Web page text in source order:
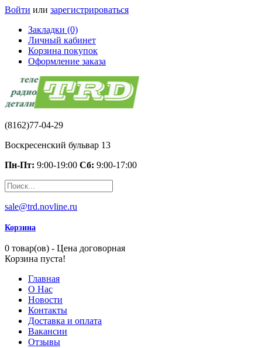
Войти или зарегистрироваться
Закладки (0)
Личный кабинет
Корзина покупок
Оформление заказа
(8162)77-04-29
Воскресенский бульвар 13
Пн-Пт: 9:00-19:00 Сб: 9:00-17:00
sale@trd.novline.ru
Корзина
0 товар(ов) - Цена договорная
Корзина пуста!
Главная
О Нас
Новости
Контакты
Доставка и оплата
Вакансии
Отзывы